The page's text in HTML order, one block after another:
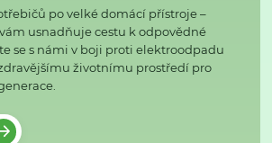
po velké domácí přístroje –
vám usnadňuje cestu k odpovědné
se s námi v boji proti elektroodpadu
životnímu prostředí pro